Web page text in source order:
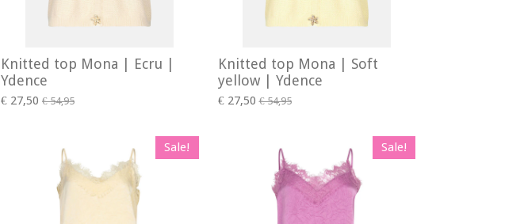
Knitted top Mona | Ecru |
Ydence
€ 27,50 € 54,95
Knitted top Mona | Soft
yellow | Ydence
€ 27,50 € 54,95
Sale! Sale!